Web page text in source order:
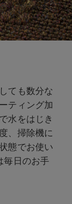
ても数分な
ティング加
水をはじき
、掃除機に
態でお使い
毎日のお手